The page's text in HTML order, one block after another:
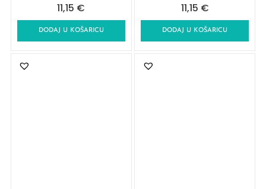
11,15 €
DODAJ U KOŠARICU
11,15 €
DODAJ U KOŠARICU